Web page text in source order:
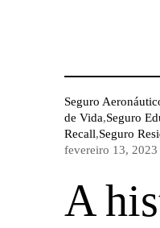
Seguro
de Vida,Seguro
Recall,Seguro
fevereiro 13, 2023
A